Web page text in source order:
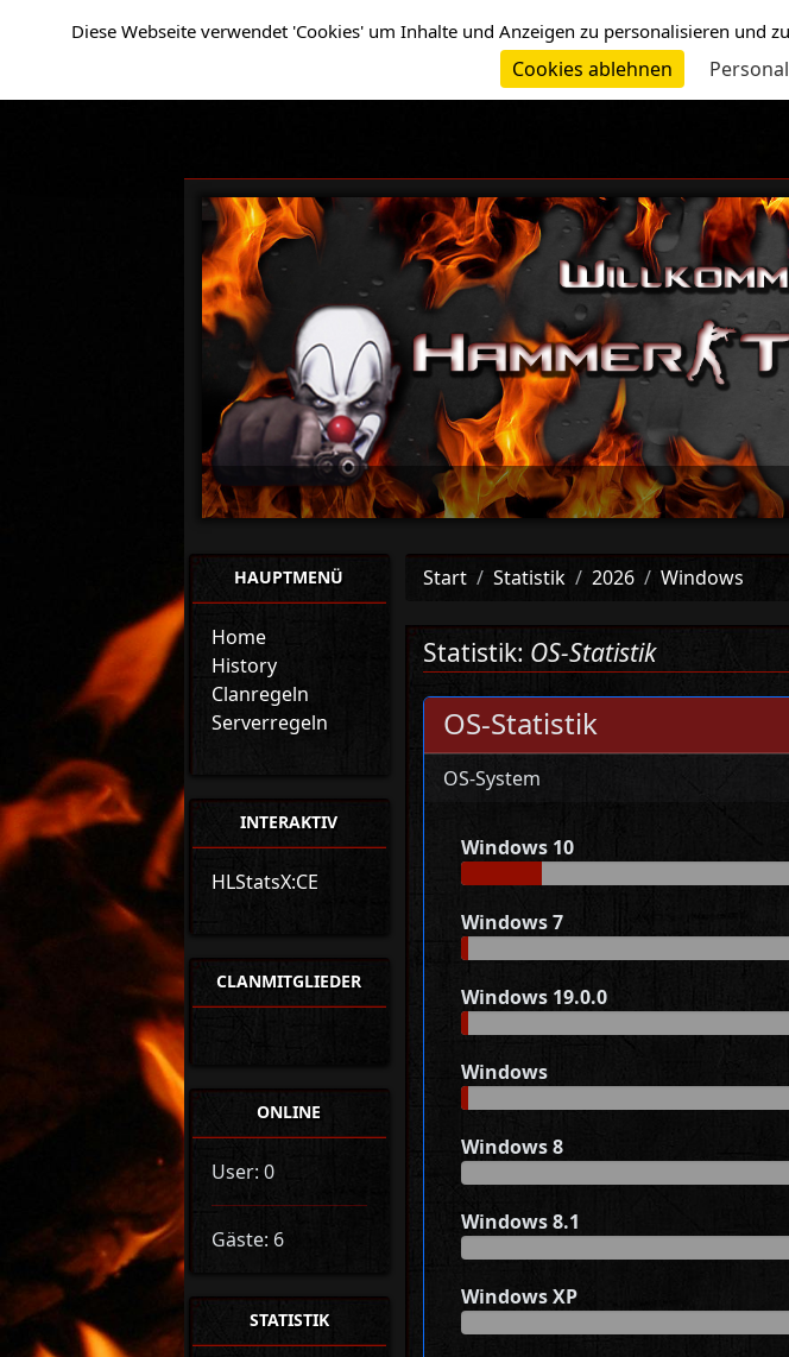
HAUPTMENÜ
Home
History
Clanregeln
Serverregeln
INTERAKTIV
HLStatsX:CE
CLANMITGLIEDER
ONLINE
User: 0
Gäste: 6
STATISTIK
Start Statistik 2026 Windows
Statistik: OS-Statistik
OS-Statistik
OS-System
Windows 10
Windows 7
Windows 19.0.0
Windows
Windows 8
Windows 8.1
Windows XP
Diese Webseite verwendet 'Cookies' um Inhalte und Anzeigen zu personalisieren und
Cookies ablehnen